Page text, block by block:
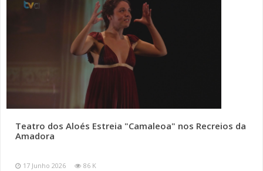
Teatro dos Aloés Estreia "Camaleoa" nos Recreios da
Amadora
17 Junho 2026 86 K